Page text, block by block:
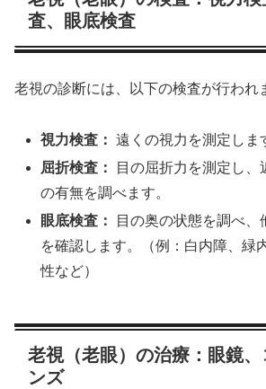
査、眼底検査
老視の診断には、以下の検査が行われ
視力検査： 遠くの視力を測定しま
屈折検査：
目の屈折力を測定し、
の有無を調べます。
眼底検査：
目の奥の状態を調べ、
を確認します。（例：白内障、緑
性など）
老視（老眼）の治療：眼鏡
ンズ